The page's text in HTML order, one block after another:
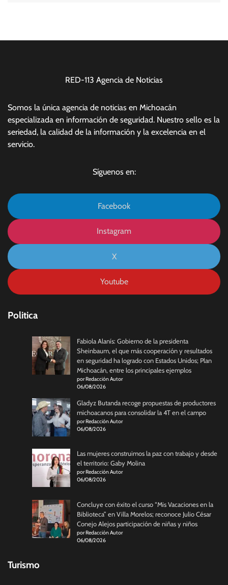
RED-113 Agencia de Noticias
Somos la única agencia de noticias en Michoacán
especializada en información de seguridad. Nuestro sello es la
seriedad, la calidad de la información y la excelencia en el
servicio.
Síguenos en:
Facebook
Instagram
X
Youtube
Politica
Fabiola Alanís: Gobierno de la presidenta
Sheinbaum, el que más cooperación y resultados
en seguridad ha logrado con Estados Unidos; Plan
Michoacán, entre los principales ejemplos
por Redacción Autor
06/08/2026
Gladyz Butanda recoge propuestas de productores
michoacanos para consolidar la 4T en el campo
por Redacción Autor
06/08/2026
Las mujeres construimos la paz con trabajo y desde
el territorio: Gaby Molina
por Redacción Autor
06/08/2026
Concluye con éxito el curso “Mis Vacaciones en la
Biblioteca” en Villa Morelos; reconoce Julio César
Conejo Alejos participación de niñas y niños
por Redacción Autor
06/08/2026
Turismo